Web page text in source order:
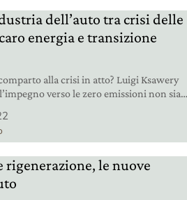
dell’auto tra crisi delle
energia e transizione
alla crisi in atto? Luigi Ksawery
verso le zero emissioni non sia
rigenerazione, le nuove